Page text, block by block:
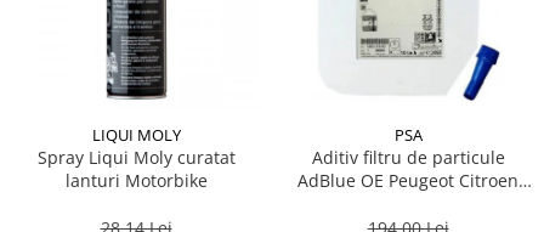
LIQUI MOLY
Spray Liqui Moly curatat
lanturi Motorbike
PSA
Aditiv filtru de particule
AdBlue OE Peugeot Citroen